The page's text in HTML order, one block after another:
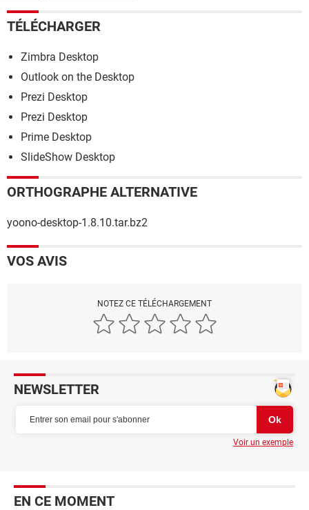
TÉLÉCHARGER
Zimbra Desktop
Outlook on the Desktop
Prezi Desktop
Prezi Desktop
Prime Desktop
SlideShow Desktop
ORTHOGRAPHE ALTERNATIVE
yoono-desktop-1.8.10.tar.bz2
VOS AVIS
NOTEZ CE TÉLÉCHARGEMENT
NEWSLETTER
Voir un exemple
EN CE MOMENT